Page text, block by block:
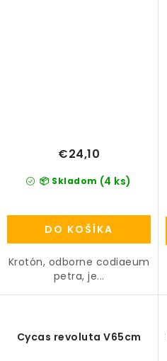
📦 Skladom (4 ks)
€24,10
DO KOŠÍKA
Krotón, odborne codiaeum
petra, je...
Cycas revoluta V65cm